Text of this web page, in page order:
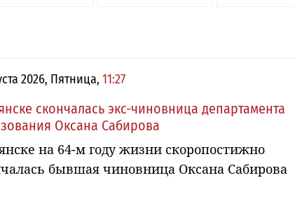
2026, Пятница, 11:27
скончалась экс-чиновница департамента
Оксана Сабирова
на 64-м году жизни скоропостижно
бывшая чиновница Оксана Сабирова